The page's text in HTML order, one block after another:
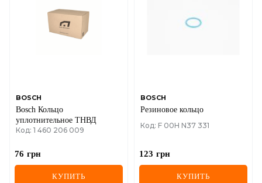
BOSCH
Bosch Кольцо
уплотнительное ТНВД
Код: 1 460 206 009
76 грн
КУПИТЬ
BOSCH
Резиновое кольцо
Код: F 00H N37 331
123 грн
КУПИТЬ